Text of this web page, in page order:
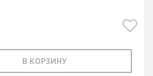
В КОРЗИНУ